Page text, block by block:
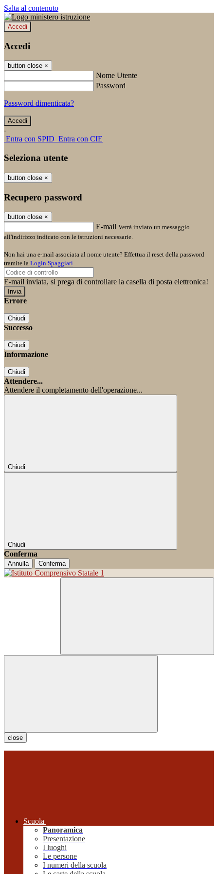
Salta al contenuto
Accedi
Accedi
button close ×
Nome Utente
Password
Password dimenticata?
-
Entra con SPID Entra con CIE
Seleziona utente
button close ×
Recupero password
button close ×
E-mail Verrà inviato un messaggio
all'indirizzo indicato con le istruzioni necessarie.
Non hai una e-mail associata al nome utente? Effettua il reset della password
tramite la Login Spaggiari
E-mail inviata, si prega di controllare la casella di posta elettronica!
Errore
Chiudi
Successo
Chiudi
Informazione
Chiudi
Attendere...
Attendere il completamento dell'operazione...
Chiudi
Chiudi
Conferma
Annulla Conferma
close
Scuola
Panoramica
Presentazione
I luoghi
Le persone
I numeri della scuola